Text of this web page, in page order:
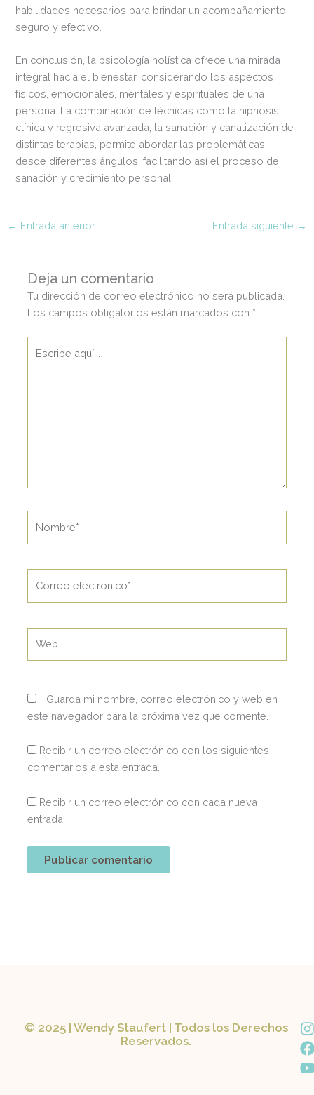
habilidades necesarios para brindar un acompañamiento
seguro y efectivo.
En conclusión, la psicología holística ofrece una mirada
integral hacia el bienestar, considerando los aspectos
físicos, emocionales, mentales y espirituales de una
persona. La combinación de técnicas como la hipnosis
clínica y regresiva avanzada, la sanación y canalización de
distintas terapias, permite abordar las problemáticas
desde diferentes ángulos, facilitando así el proceso de
sanación y crecimiento personal.
← Entrada anterior Entrada siguiente →
Deja un comentario
Tu dirección de correo electrónico no será publicada.
Los campos obligatorios están marcados con *
aquí...
electrónico*
Guarda mi nombre, correo electrónico y web en
este navegador para la próxima vez que comente.
Recibir un correo electrónico con los siguientes
comentarios a esta entrada.
Recibir un correo electrónico con cada nueva
entrada.
© 2025 | Wendy Staufert | Todos los Derechos
Reservados.
I
s
t
F
a
c
o
t